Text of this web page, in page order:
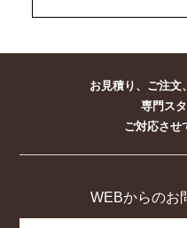
お見積り、ご注文
専門ス
ご対応させ
WEBからのお